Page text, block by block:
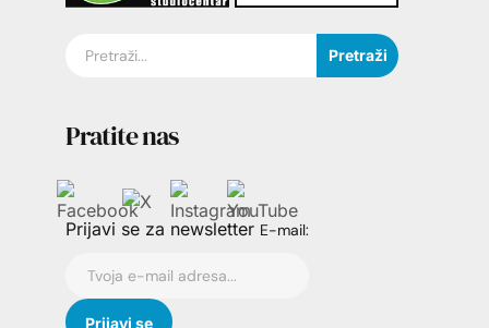
Pretraži
Pratite nas
Prijavi se za newsletter E-mail: